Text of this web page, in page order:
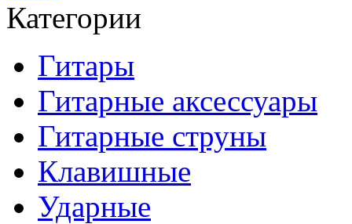
Категории
Гитары
Гитарные аксессуары
Гитарные струны
Клавишные
Ударные